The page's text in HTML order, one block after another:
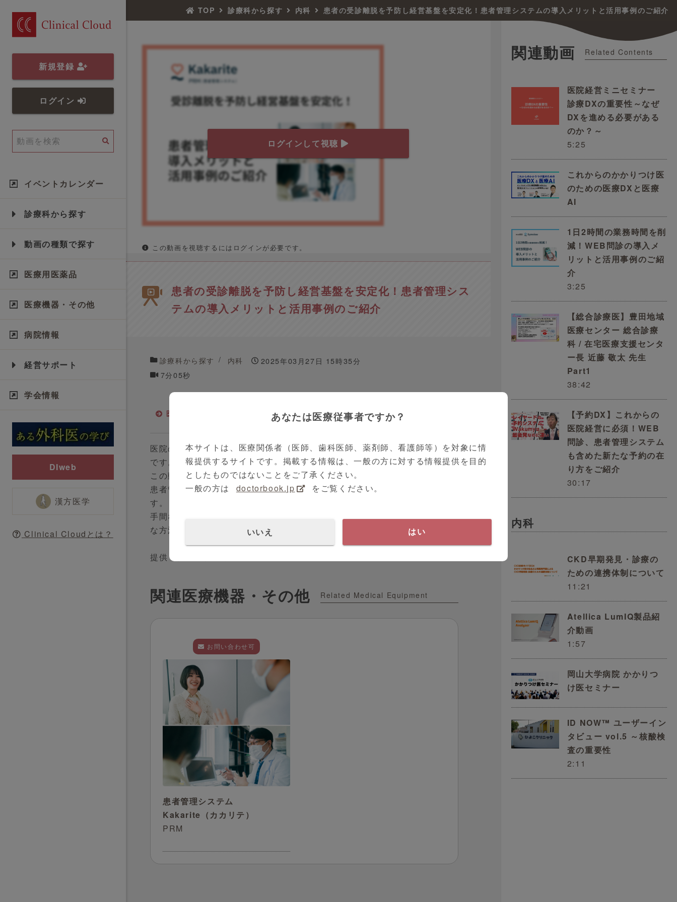
新規登録
ログイン
イベントカレンダー
診療科から探す
動画の種類で探す
医療用医薬品
医療機器・その他
病院情報
経営サポート
学会情報
DIweb
漢方医学
Clinical Cloudとは？
TOP 診療科から探す 内科 患者の受診離脱を予防し経営基盤を安定化！患者管理システムの導入メリットと活用事例のご紹介
ログインして視聴
この動画を視聴するにはログインが必要です。
患者の受診離脱を予防し経営基盤を安定化！患者管理シス
テムの導入メリットと活用事例のご紹介
診療科から探す 内科
2025年03月27日 15時35分
7分05秒
医療機器・その他 PR
医院の経営基盤安定のため、受診患者の離脱予防とリピート率の向上が重要
です。
この動画では、受診離脱による収益損失のシミュレーションを交えながら、
患者管理システム「Kakarite(カカリテ)」の導入メリットをご紹介していま
す。
手間なく経営データを可視化したい、既存患者の新規相談を促進する具体的
な方法が知りたい、という先生はぜひご覧ください。
提供：株式会社レイヤード
関連医療機器・その他 Related Medical Equipment
お問い合わせ可
患者管理システム
Kakarite（カカリテ）
PRM
関連動画 Related Contents
医院経営ミニセミナー
診療DXの重要性～なぜ
DXを進める必要がある
のか？～
5:25
これからのかかりつけ医
のための医療DXと医療
AI
1日2時間の業務時間を削
減！WEB問診の導入メ
リットと活用事例のご紹
介
3:25
【総合診療医】豊田地域
医療センター 総合診療
科 / 在宅医療支援センタ
ー長 近藤 敬太 先生
Part1
38:42
【予約DX】これからの
医院経営に必須！WEB
問診、患者管理システム
も含めた新たな予約の在
り方をご紹介
30:17
内科
CKD早期発見・診療の
ための連携体制について
11:21
Atellica LumIQ製品紹
介動画
1:57
岡山大学病院 かかりつ
け医セミナー
ID NOW™ ユーザーイン
タビュー vol.5 ～核酸検
査の重要性
2:11
あなたは医療従事者ですか？
本サイトは、医療関係者（医師、歯科医師、薬剤師、看護師等）を対象に情
報提供するサイトです。掲載する情報は、一般の方に対する情報提供を目的
としたものではないことをご了承ください。
一般の方は
doctorbook.jp をご覧ください。
いいえ はい